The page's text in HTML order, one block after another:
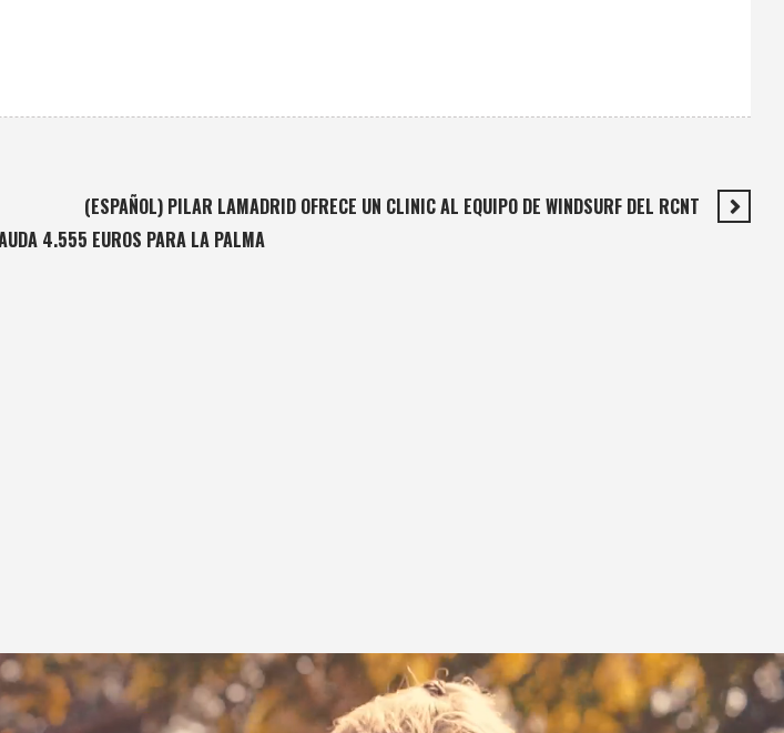
(ESPAÑOL) PILAR LAMADRID OFRECE UN CLINIC AL EQUIPO DE WINDSURF DEL RCNT
4.555 EUROS PARA LA PALMA